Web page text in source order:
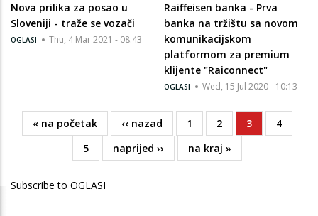
Nova prilika za posao u
Sloveniji - traže se vozači
OGLASI Thu, 4 Mar 2021 - 08:43
Raiffeisen banka - Prva
banka na tržištu sa novom
komunikacijskom
platformom za premium
klijente "Raiconnect"
OGLASI Wed, 15 Jul 2020 - 10:13
Pagination
First
page
« na početak
Previous
page
‹‹ nazad Page
1 Page
2
Current
page
3 Page
4
Page
5
Next
page
naprijed ››
Last
page
na kraj »
Subscribe to OGLASI